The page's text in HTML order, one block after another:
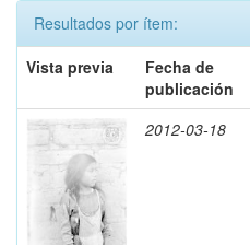
Resultados por ítem:
Vista previa
Fecha de
publicación
2012-03-18